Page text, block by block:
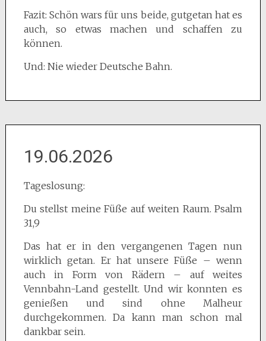
Fazit: Schön wars für uns beide, gutgetan hat es
auch, so etwas machen und schaffen zu
können.
Und: Nie wieder Deutsche Bahn.
19.06.2026
Tageslosung:
Du stellst meine Füße auf weiten Raum. Psalm
31,9
Das hat er in den vergangenen Tagen nun
wirklich getan. Er hat unsere Füße – wenn
auch in Form von Rädern – auf weites
Vennbahn-Land gestellt. Und wir konnten es
genießen und sind ohne Malheur
durchgekommen. Da kann man schon mal
dankbar sein.